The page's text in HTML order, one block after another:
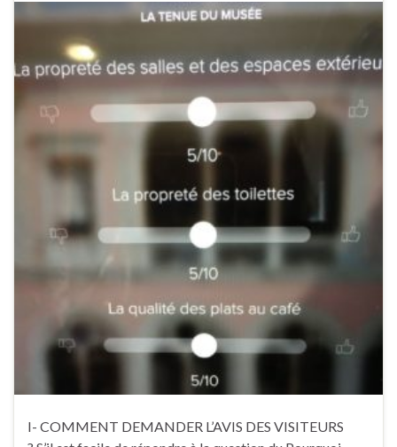
I- COMMENT DEMANDER L’AVIS DES VISITEURS